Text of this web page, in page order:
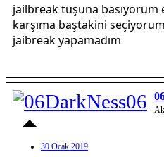
jailbreak tuşuna basıyorum
karşıma baştakini
jaibreak yapamadım
30 Ocak 2019